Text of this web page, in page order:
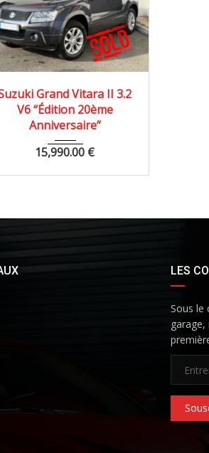
2009
Autom...
93500 km
Grand Vitara II 3.2
V6 “Édition 20ème
Anniversaire”
15,990.00 €
LES
Sous le